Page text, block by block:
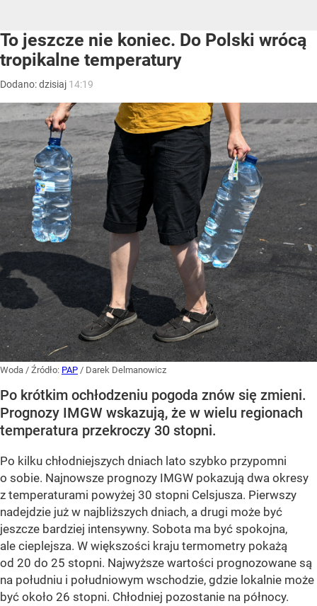
To jeszcze nie koniec. Do Polski wrócą
tropikalne temperatury
Dodano:dzisiaj 14:19
Woda / Źródło: PAP / Darek Delmanowicz
Po krótkim ochłodzeniu pogoda znów się zmieni.
Prognozy IMGW wskazują, że w wielu regionach
temperatura przekroczy 30 stopni.
Po kilku chłodniejszych dniach lato szybko przypomni
o sobie. Najnowsze prognozy IMGW pokazują dwa okresy
z temperaturami powyżej 30 stopni Celsjusza. Pierwszy
nadejdzie już w najbliższych dniach, a drugi może być
jeszcze bardziej intensywny. Sobota ma być spokojna,
ale cieplejsza. W większości kraju termometry pokażą
od 20 do 25 stopni. Najwyższe wartości prognozowane są
na południu i południowym wschodzie, gdzie lokalnie może
być około 26 stopni. Chłodniej pozostanie na północy.